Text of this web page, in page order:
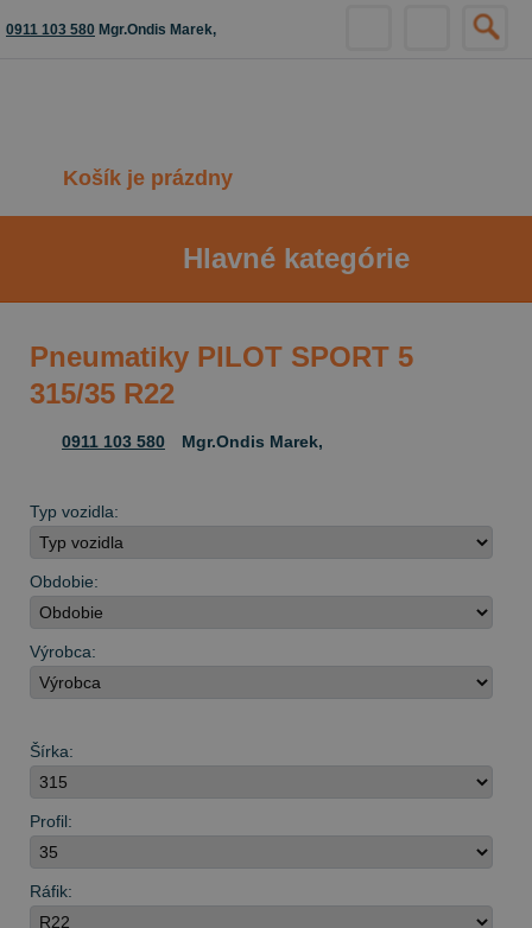
0911 103 580 Mgr.Ondis Marek,
Košík je prázdny
Hlavné kategórie
Pneumatiky PILOT SPORT 5
315/35 R22
0911 103 580 Mgr.Ondis Marek,
Typ vozidla:
Obdobie:
Výrobca:
Šírka:
Profil:
Ráfik: